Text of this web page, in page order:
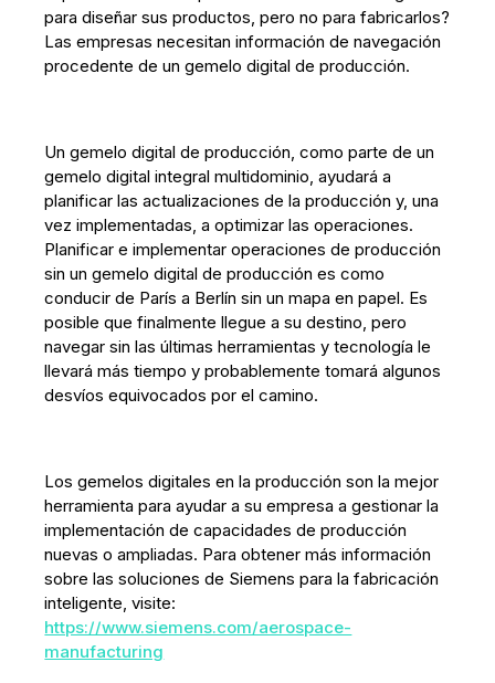
para diseñar sus productos, pero no para fabricarlos?
Las empresas necesitan información de navegación
procedente de un gemelo digital de producción.
Un gemelo digital de producción, como parte de un
gemelo digital integral multidominio, ayudará a
planificar las actualizaciones de la producción y, una
vez implementadas, a optimizar las operaciones.
Planificar e implementar operaciones de producción
sin un gemelo digital de producción es como
conducir de París a Berlín sin un mapa en papel. Es
posible que finalmente llegue a su destino, pero
navegar sin las últimas herramientas y tecnología le
llevará más tiempo y probablemente tomará algunos
desvíos equivocados por el camino.
Los gemelos digitales en la producción son la mejor
herramienta para ayudar a su empresa a gestionar la
implementación de capacidades de producción
nuevas o ampliadas. Para obtener más información
sobre las soluciones de Siemens para la fabricación
inteligente, visite:
https://www.siemens.com/aerospace-
manufacturing